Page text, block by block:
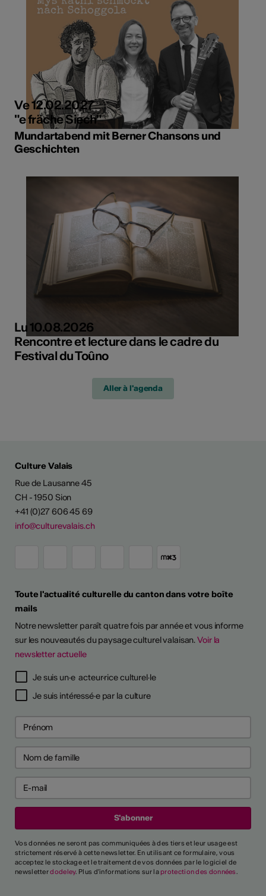
Ve 12.02.2027
"e fräche Siech"
Mundartabend mit Berner Chansons und
Geschichten
Lu 10.08.2026
Rencontre et lecture dans le cadre du
Festival du Toûno
Aller à l'agenda
Culture Valais
Rue de Lausanne 45
CH - 1950 Sion
+41 (0)27 606 45 69
info@culturevalais.ch
Toute l'actualité culturelle du canton dans votre boîte
mails
Notre newsletter paraît quatre fois par année et vous informe
sur les nouveautés du paysage culturel valaisan.Voir la
newsletter actuelle
Je suis un·e acteur·rice culturel·le
Je suis intéressé·e par la culture
Vos données ne seront pas communiquées à des tiers et leur usage est
strictement réservé à cette newsletter. En utilisant ce formulaire, vous
acceptez le stockage et le traitement de vos données par le logiciel de
newsletterdodeley. Plus d'informations sur la protection des données.